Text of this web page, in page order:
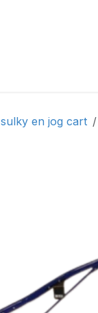
sulky en jog cart